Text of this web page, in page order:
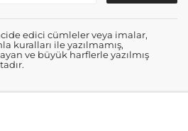
edici cümleler veya imalar,
kuralları ile yazılmamış,
ve büyük harflerle yazılmış